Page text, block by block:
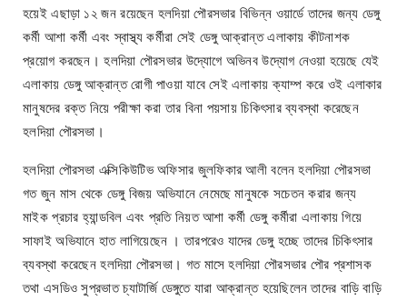
হয়েই এছাড়া ১২ জন রয়েছেন হলদিয়া পৌরসভার বিভিন্ন ওয়ার্ডে তাদের জন্য ডেঙ্গু
কর্মী আশা কর্মী এবং স্বাস্থ্য কর্মীরা সেই ডেঙ্গু আক্রান্ত এলাকায় কীটনাশক
প্রয়োগ করছেন। হলদিয়া পৌরসভার উদ্যোগে অভিনব উদ্যোগ নেওয়া হয়েছে যেই
এলাকায় ডেঙ্গু আক্রান্ত রোগী পাওয়া যাবে সেই এলাকায় ক্যাম্প করে ওই এলাকার
মানুষদের রক্ত নিয়ে পরীক্ষা করা তার বিনা পয়সায় চিকিৎসার ব্যবস্থা করেছেন
হলদিয়া পৌরসভা।
হলদিয়া পৌরসভা এক্সিকিউটিভ অফিসার জুলফিকার আলী বলেন হলদিয়া পৌরসভা
গত জুন মাস থেকে ডেঙ্গু বিজয় অভিযানে নেমেছে মানুষকে সচেতন করার জন্য
মাইক প্রচার হ্যান্ডবিল এবং প্রতি নিয়ত আশা কর্মী ডেঙ্গু কর্মীরা এলাকায় গিয়ে
সাফাই অভিযানে হাত লাগিয়েছেন । তারপরেও যাদের ডেঙ্গু হচ্ছে তাদের চিকিৎসার
ব্যবস্থা করেছেন হলদিয়া পৌরসভা। গত মাসে হলদিয়া পৌরসভার পৌর প্রশাসক
তথা এসডিও সুপ্রভাত চ্যাটার্জি ডেঙ্গুতে যারা আক্রান্ত হয়েছিলেন তাদের বাড়ি বাড়ি